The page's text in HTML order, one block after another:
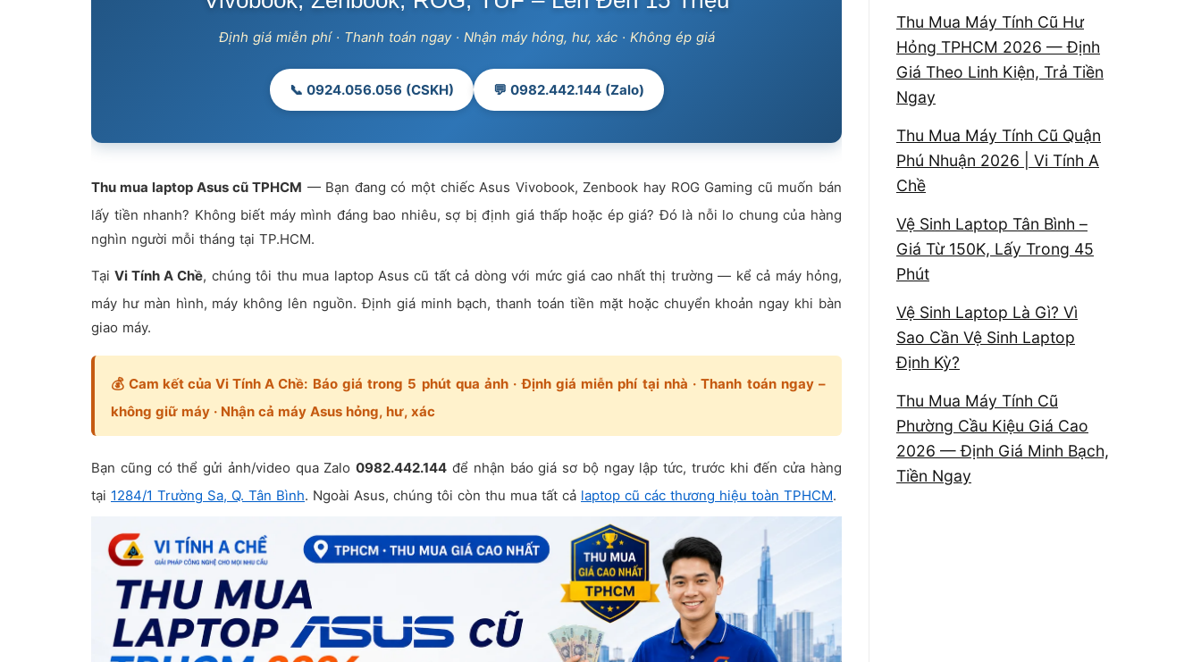
Định giá miễn phí · Thanh toán ngay · Nhận máy hỏng, hư, xác · Không ép giá
📞 0924.056.056 (CSKH) 💬 0982.442.144 (Zalo)
Thu mua laptop Asus cũ TPHCM — Bạn đang có một chiếc Asus Vivobook, Zenbook hay ROG Gaming cũ muốn bán
lấy tiền nhanh? Không biết máy mình đáng bao nhiêu, sợ bị định giá thấp hoặc ép giá? Đó là nỗi lo chung của hàng
nghìn người mỗi tháng tại TP.HCM.
TạiVi Tính A Chề, chúng tôi thu mua laptop Asus cũ tất cả dòng với mức giá cao nhất thị trường — kể cả máy hỏng,
máy hư màn hình, máy không lên nguồn. Định giá minh bạch, thanh toán tiền mặt hoặc chuyển khoản ngay khi bàn
giao máy.
💰Cam kết của Vi Tính A Chề: Báo giá trong 5 phút qua ảnh · Định giá miễn phí tại nhà · Thanh toán ngay –
không giữ máy · Nhận cả máy Asus hỏng, hư, xác
Bạn cũng có thể gửi ảnh/video qua Zalo0982.442.144 để nhận báo giá sơ bộ ngay lập tức, trước khi đến cửa hàng
tại 1284/1 Trường Sa, Q. Tân Bình. Ngoài Asus, chúng tôi còn thu mua tất cả laptop cũ các thương hiệu toàn TPHCM.
Thu Mua Máy Tính Cũ Hư
Hỏng TPHCM 2026 — Định
Giá Theo Linh Kiện, Trả Tiền
Ngay
Thu Mua Máy Tính Cũ Quận
Phú Nhuận 2026 | Vi Tính A
Chề
Vệ Sinh Laptop Tân Bình –
Giá Từ 150K, Lấy Trong 45
Phút
Vệ Sinh Laptop Là Gì? Vì
Sao Cần Vệ Sinh Laptop
Định Kỳ?
Thu Mua Máy Tính Cũ
Phường Cầu Kiệu Giá Cao
2026 — Định Giá Minh Bạch,
Tiền Ngay